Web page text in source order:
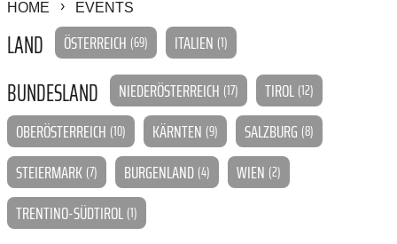
HOME EVENTS
LAND ÖSTERREICH (69) ITALIEN (1)
BUNDESLAND NIEDERÖSTERREICH (17) TIROL (12)
OBERÖSTERREICH (10) KÄRNTEN (9) SALZBURG (8)
STEIERMARK (7) BURGENLAND (4) WIEN (2)
TRENTINO-SÜDTIROL (1)